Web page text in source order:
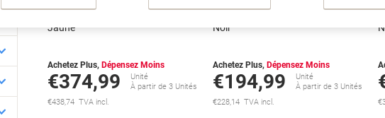
Jaune
Achetez Plus, Dépensez Moins
€374,99
Unité
À partir de 3 Unités
€438,74 TVA incl.
Noir
Achetez Plus, Dépensez Moins
€194,99
Unité
À partir de 3 Unités
€228,14 TVA incl.